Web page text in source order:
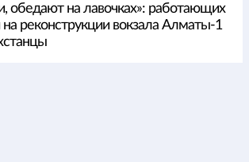
обедают на лавочках»: работающих
на реконструкции вокзала Алматы-1